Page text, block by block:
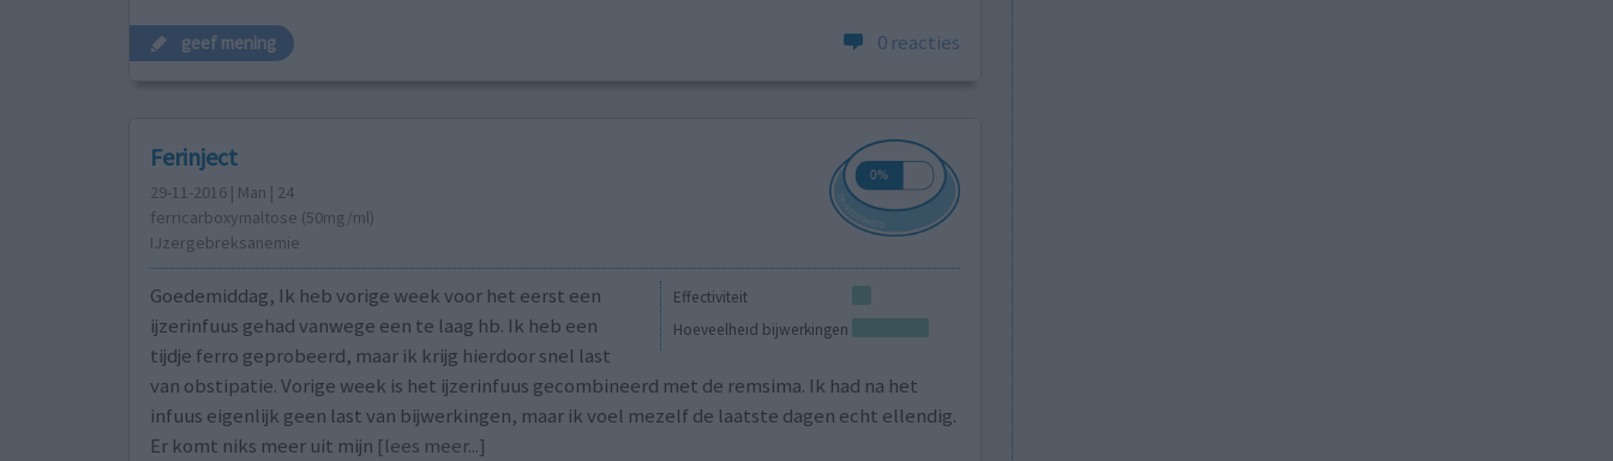
geef mening 0 reacties
Ferinject
29-11-2016 | Man | 24
ferricarboxymaltose (50mg/ml)
IJzergebreksanemie
Effectiviteit
Hoeveelheid bijwerkingen
Goedemiddag, Ik heb vorige week voor het eerst een
ijzerinfuus gehad vanwege een te laag hb. Ik heb een
tijdje ferro geprobeerd, maar ik krijg hierdoor snel last
van obstipatie. Vorige week is het ijzerinfuus gecombineerd met de remsima. Ik had na het
infuus eigenlijk geen last van bijwerkingen, maar ik voel mezelf de laatste dagen echt ellendig.
Er komt niks meer uit mijn [lees meer...]